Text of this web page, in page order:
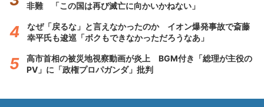
非難 「この国は再び滅亡に向かいかねない」
なぜ「戻るな」と言えなかったのか イオン爆発事故で斎藤
幸平氏も逡巡「ボクもできなかっただろうなあ」
高市首相の被災地視察動画が炎上 BGM付き「総理が主役の
PV」に「政権プロパガンダ」批判